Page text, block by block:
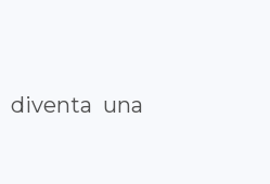
diventa una